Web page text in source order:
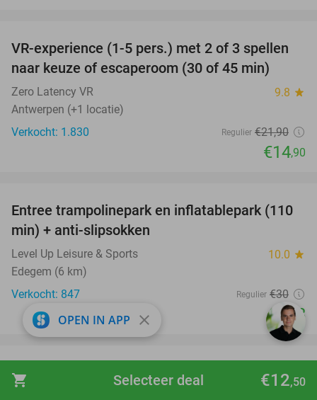
shopping_cart €12,50
Selecteer deal
32%
VR-experience (1-5 pers.) met 2 of 3 spellen
naar keuze of escaperoom (30 of 45 min)
Zero Latency VR 9.8 star
Antwerpen (+1 locatie)
Verkocht: 1.830
Regulier €21,90
€14,90
40%
Entree trampolinepark en inflatablepark (110
min) + anti-slipsokken
Level Up Leisure & Sports 10.0 star
Edegem (6 km)
Verkocht: 847
Regulier €30
€18
31%
favorite_border
3-gangen keuzediner bij De Linde
OPEN IN APP close